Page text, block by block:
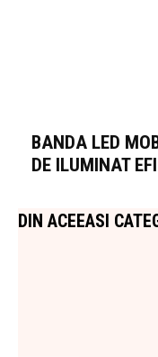
BANDA LED
DE ILUMINAT
DIN ACEEASI